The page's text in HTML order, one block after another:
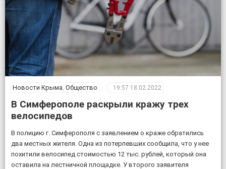
Новости Крыма, Общество 19:57 18.02.2022
В Симферополе раскрыли кражу трех
велосипедов
В полицию г. Симферополя с заявлением о краже обратились
два местных жителя. Одна из потерпевших сообщила, что у нее
похитили велосипед стоимостью 12 тыс. рублей, который она
оставила на лестничной площадке. У второго заявителя